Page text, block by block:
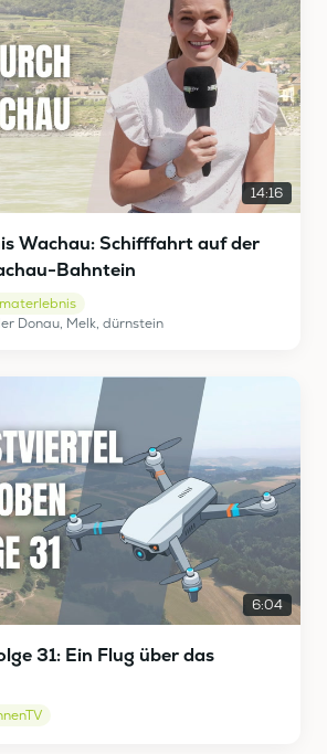
14:16
Wachau: Schifffahrt auf der
Bahntein
Donau, Melk, dürnstein
6:04
31: Ein Flug über das